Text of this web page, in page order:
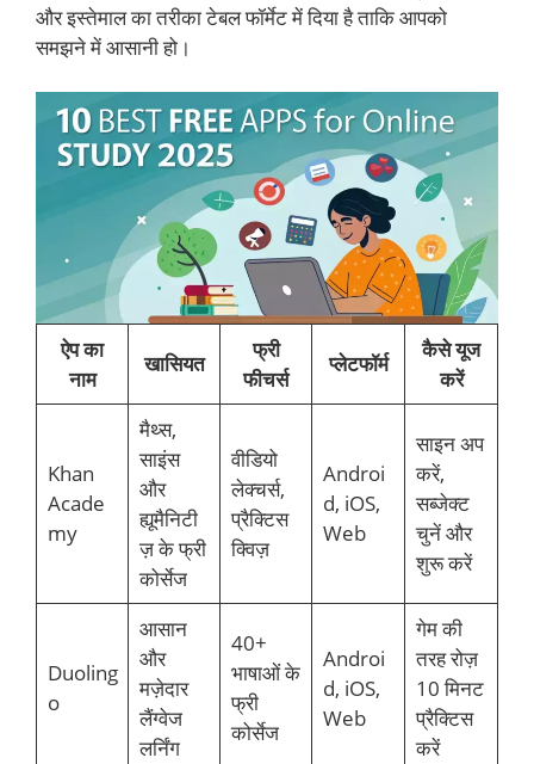
और इस्तेमाल का तरीका टेबल फॉर्मेट में दिया है ताकि आपको
समझने में आसानी हो।
ऐप का
नाम
खासियत
फ्री
फीचर्स
प्लेटफॉर्म
कैसे यूज
करें
Khan
Acade
my
मैथ्स,
साइंस
और
ह्यूमैनिटी
ज़ के फ्री
कोर्सेज
वीडियो
लेक्चर्स,
प्रैक्टिस
क्विज़
Androi
d, iOS,
Web
साइन अप
करें,
सब्जेक्ट
चुनें और
शुरू करें
Duoling
o
आसान
और
मज़ेदार
लैंग्वेज
लर्निंग
40+
भाषाओं के
फ्री
कोर्सेज
Androi
d, iOS,
Web
गेम की
तरह रोज़
10 मिनट
प्रैक्टिस
करें